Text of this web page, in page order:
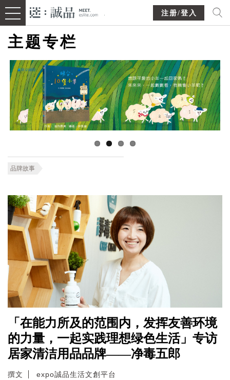
注册/登入
主题专栏
品牌故事
「在能力所及的范围内，发挥友善环境
的力量，一起实践理想绿色生活」专访
居家清洁用品品牌——净毒五郎
撰文 expo誠品生活文創平台